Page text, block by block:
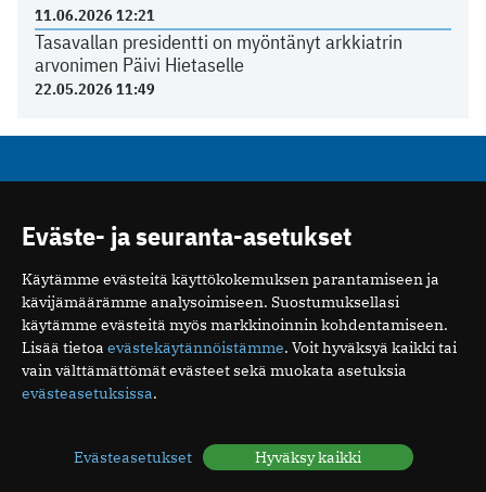
11.06.2026 12:21
Tasavallan presidentti on myöntänyt arkkiatrin
arvonimen Päivi Hietaselle
22.05.2026 11:49
Ota yhteyttä
Suomen Lääkäriliitto
puh. (09) 393 091
Eväste- ja seuranta-asetukset
Käytämme evästeitä käyttökokemuksen parantamiseen ja
kävijämäärämme analysoimiseen. Suostumuksellasi
käytämme evästeitä myös markkinoinnin kohdentamiseen.
Lisää tietoa evästekäytännöistämme. Voit hyväksyä kaikki tai
vain välttämättömät evästeet sekä muokata asetuksia
evästeasetuksissa.
Evästeasetukset Hyväksy kaikki